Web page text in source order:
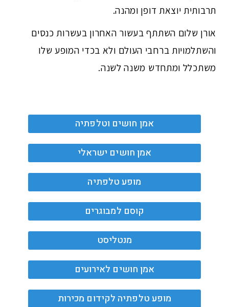
תרבותית יוצאת דופן ומהנה.
אורן שלום השתתף בעשור האחרון בעשרות כנסים
והשתלמויות ברחבי העולם ולא בכדי המופע שלו
משתכלל ומתחדש משנה לשנה.
אמן חושים וטלפתיה
אמן חושים ישראלי
מופע טלפתיה
קוסם למבוגרים
מנטליסט
אמן חושים לאירועים
מופע טלפתיה לקידום מכירות